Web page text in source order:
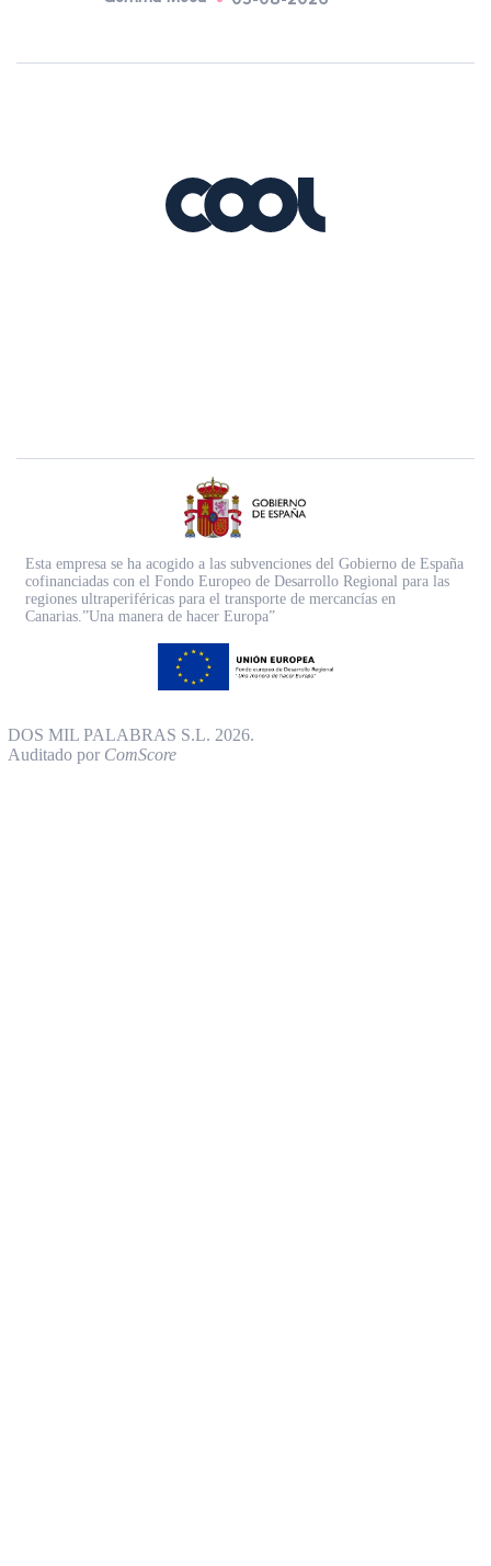
Esta empresa se ha acogido a las subvenciones del Gobierno de España
cofinanciadas con el Fondo Europeo de Desarrollo Regional para las
regiones ultraperiféricas para el transporte de mercancías en
Canarias.”Una manera de hacer Europa”
DOS MIL PALABRAS S.L. 2026.
Auditado por ComScore